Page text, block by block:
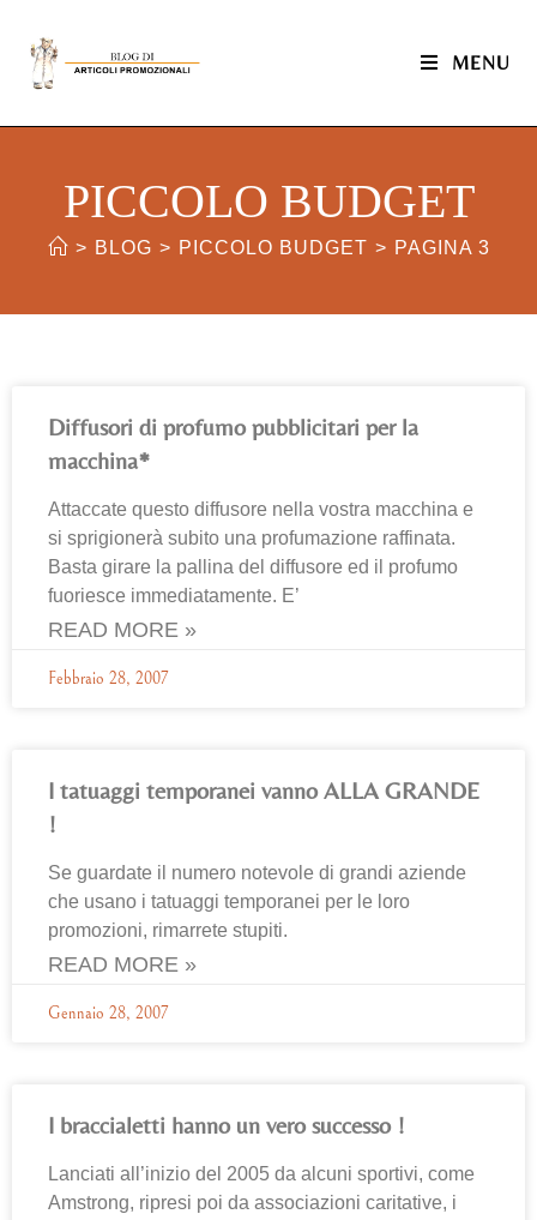
MENU
PICCOLO BUDGET
> BLOG > PICCOLO BUDGET > PAGINA 3
Diffusori di profumo pubblicitari per la
macchina*
Attaccate questo diffusore nella vostra macchina e
si sprigionerà subito una profumazione raffinata.
Basta girare la pallina del diffusore ed il profumo
fuoriesce immediatamente. E’
READ MORE »
Febbraio 28, 2007
I tatuaggi temporanei vanno ALLA GRANDE
!
Se guardate il numero notevole di grandi aziende
che usano i tatuaggi temporanei per le loro
promozioni, rimarrete stupiti.
READ MORE »
Gennaio 28, 2007
I braccialetti hanno un vero successo !
Lanciati all’inizio del 2005 da alcuni sportivi, come
Amstrong, ripresi poi da associazioni caritative, i